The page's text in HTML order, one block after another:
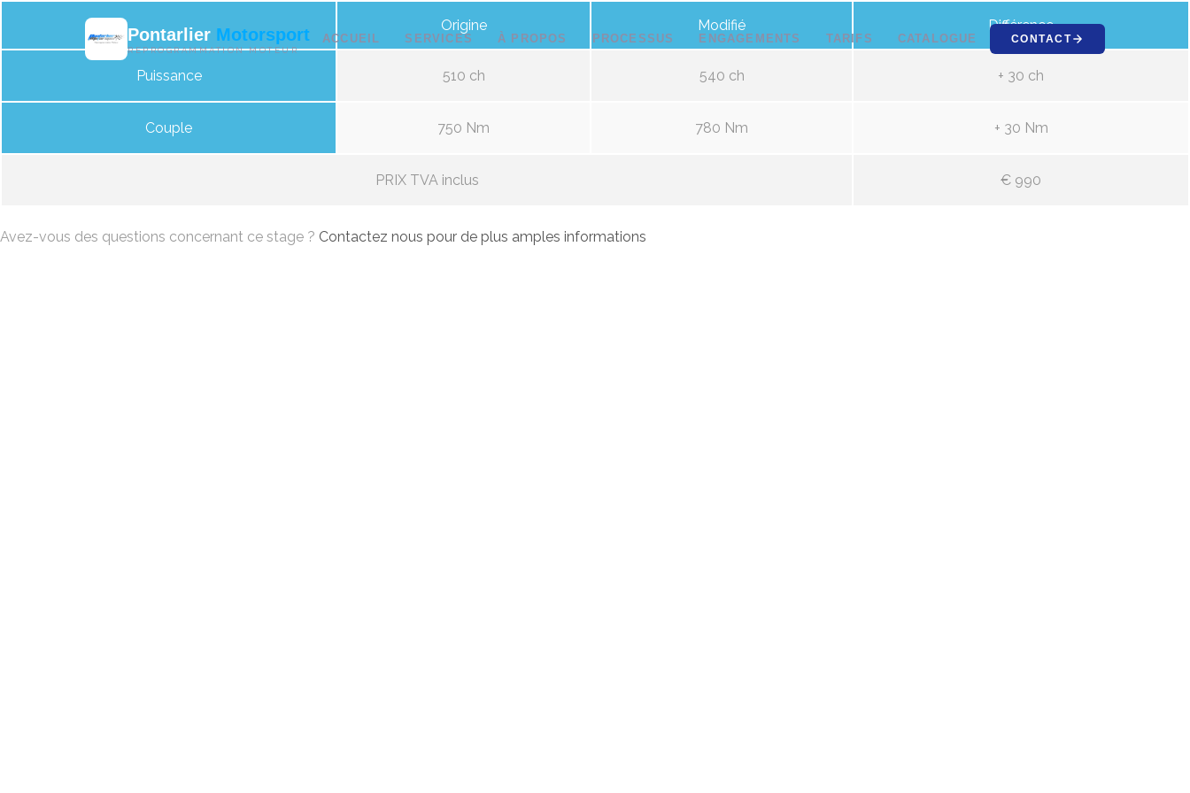
Pontarlier Motorsport
REPROGRAMMATION MOTEUR
ACCUEIL SERVICES À PROPOS PROCESSUS ENGAGEMENTS TARIFS CATALOGUE CONTACT
Origine Modifié Différence
Puissance 510 ch 540 ch + 30 ch
Couple 750 Nm 780 Nm + 30 Nm
PRIX TVA inclus € 990
Avez-vous des questions concernant ce stage ? Contactez nous pour de plus amples informations